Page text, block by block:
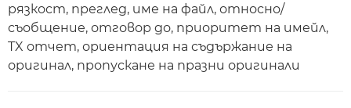
рязкост, преглед, име на файл, относно/
съобщение, отговор до, приоритет на имейл,
TX отчет, ориентация на съдържание на
оригинал, пропускане на празни оригинали